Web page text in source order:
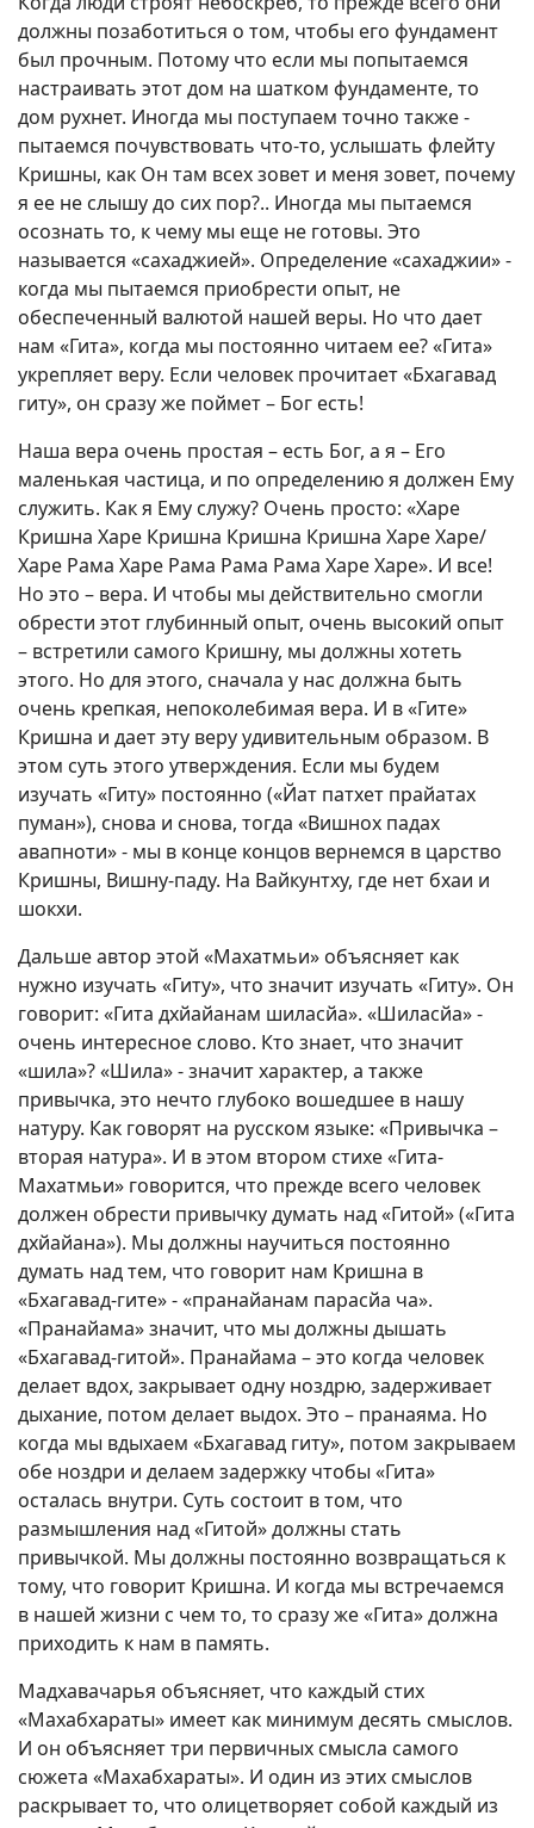
должны позаботиться о том, чтобы его фундамент
был прочным. Потому что если мы попытаемся
настраивать этот дом на шатком фундаменте, то
дом рухнет. Иногда мы поступаем точно также -
пытаемся почувствовать что-то, услышать флейту
Кришны, как Он там всех зовет и меня зовет, почему
я ее не слышу до сих пор?.. Иногда мы пытаемся
осознать то, к чему мы еще не готовы. Это
называется «сахаджией». Определение «сахаджии» -
когда мы пытаемся приобрести опыт, не
обеспеченный валютой нашей веры. Но что дает
нам «Гита», когда мы постоянно читаем ее? «Гита»
укрепляет веру. Если человек прочитает «Бхагавад
гиту», он сразу же поймет – Бог есть!
Наша вера очень простая – есть Бог, а я – Его
маленькая частица, и по определению я должен Ему
служить. Как я Ему служу? Очень просто: «Харе
Кришна Харе Кришна Кришна Кришна Харе Харе/
Харе Рама Харе Рама Рама Рама Харе Харе». И все!
Но это – вера. И чтобы мы действительно смогли
обрести этот глубинный опыт, очень высокий опыт
– встретили самого Кришну, мы должны хотеть
этого. Но для этого, сначала у нас должна быть
очень крепкая, непоколебимая вера. И в «Гите»
Кришна и дает эту веру удивительным образом. В
этом суть этого утверждения. Если мы будем
изучать «Гиту» постоянно («Йат патхет прайатах
пуман»), снова и снова, тогда «Вишнох падах
авапноти» - мы в конце концов вернемся в царство
Кришны, Вишну-паду. На Вайкунтху, где нет бхаи и
шокхи.
Дальше автор этой «Махатмьи» объясняет как
нужно изучать «Гиту», что значит изучать «Гиту». Он
говорит: «Гита дхйайанам шиласйа». «Шиласйа» -
очень интересное слово. Кто знает, что значит
«шила»? «Шила» - значит характер, а также
привычка, это нечто глубоко вошедшее в нашу
натуру. Как говорят на русском языке: «Привычка –
вторая натура». И в этом втором стихе «Гита-
Махатмьи» говорится, что прежде всего человек
должен обрести привычку думать над «Гитой» («Гита
дхйайана»). Мы должны научиться постоянно
думать над тем, что говорит нам Кришна в
«Бхагавад-гите» - «пранайанам парасйа ча».
«Пранайама» значит, что мы должны дышать
«Бхагавад-гитой». Пранайама – это когда человек
делает вдох, закрывает одну ноздрю, задерживает
дыхание, потом делает выдох. Это – пранаяма. Но
когда мы вдыхаем «Бхагавад гиту», потом закрываем
обе ноздри и делаем задержку чтобы «Гита»
осталась внутри. Суть состоит в том, что
размышления над «Гитой» должны стать
привычкой. Мы должны постоянно возвращаться к
тому, что говорит Кришна. И когда мы встречаемся
в нашей жизни с чем то, то сразу же «Гита» должна
приходить к нам в память.
Мадхавачарья объясняет, что каждый стих
«Махабхараты» имеет как минимум десять смыслов.
И он объясняет три первичных смысла самого
сюжета «Махабхараты». И один из этих смыслов
раскрывает то, что олицетворяет собой каждый из